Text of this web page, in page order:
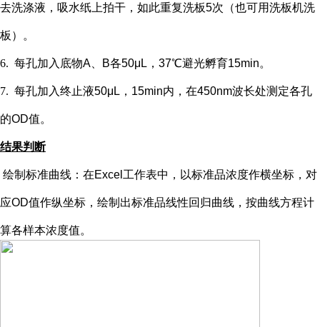
去洗涤液，吸水纸上拍干，如此重复洗板5次（也可用洗板机洗
板）。
6. 每孔加入底物A、B各50μL，37℃避光孵育15min。
7. 每孔加入终止液50μL，15min内，在450nm波长处测定各孔
的OD值。
结果判断
绘制标准曲线：在Excel工作表中，以标准品浓度作横坐标，对
应OD值作纵坐标，绘制出标准品线性回归曲线，按曲线方程计
算各样本浓度值。